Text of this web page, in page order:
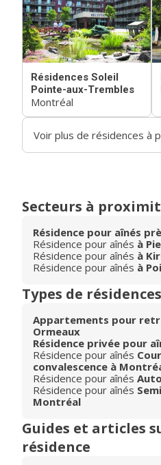
Résidences Soleil
Pointe-aux-Trembles
Montréal
Voir plus de résidences à
Secteurs à
Résidence pour aînés
Résidence pour aînés à
Résidence pour aînés à
Résidence pour aînés à
Types de résidences
Appartements pour
Ormeaux
Résidence privée pour
Résidence pour aînés
convalescence à
Résidence pour aînés
Résidence pour aînés
Montréal
Guides et articles
résidence